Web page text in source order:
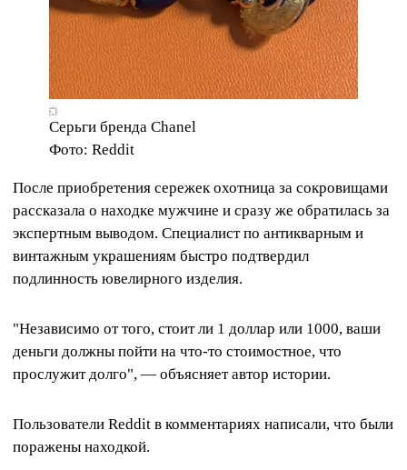
Серьги бренда Chanel
Фото: Reddit
После приобретения сережек охотница за сокровищами
рассказала о находке мужчине и сразу же обратилась за
экспертным выводом. Специалист по антикварным и
винтажным украшениям быстро подтвердил
подлинность ювелирного изделия.
"Независимо от того, стоит ли 1 доллар или 1000, ваши
деньги должны пойти на что-то стоимостное, что
прослужит долго", — объясняет автор истории.
Пользователи Reddit в комментариях написали, что были
поражены находкой.